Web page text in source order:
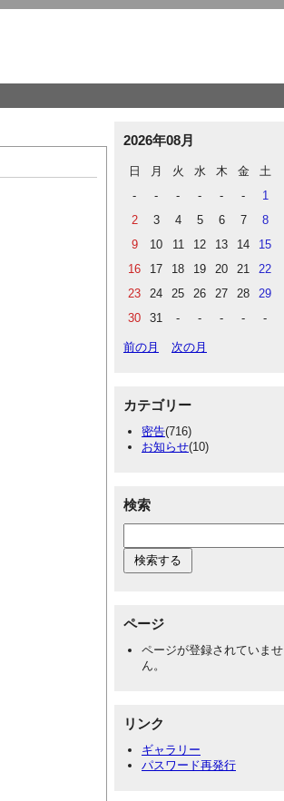
2026年08月
日 月 火 水 木 金
土
-
- - - - -
1
2
3 4 5 6 7
8
9
10 11 12 13 14
15
16
17 18 19 20 21
22
23
24 25 26 27 28
29
30
31 - - - - -
前の月 次の月
カテゴリー
密告(716)
お知らせ(10)
検索
ページ
ページが登録されていませ
ん。
リンク
ギャラリー
パスワード再発行